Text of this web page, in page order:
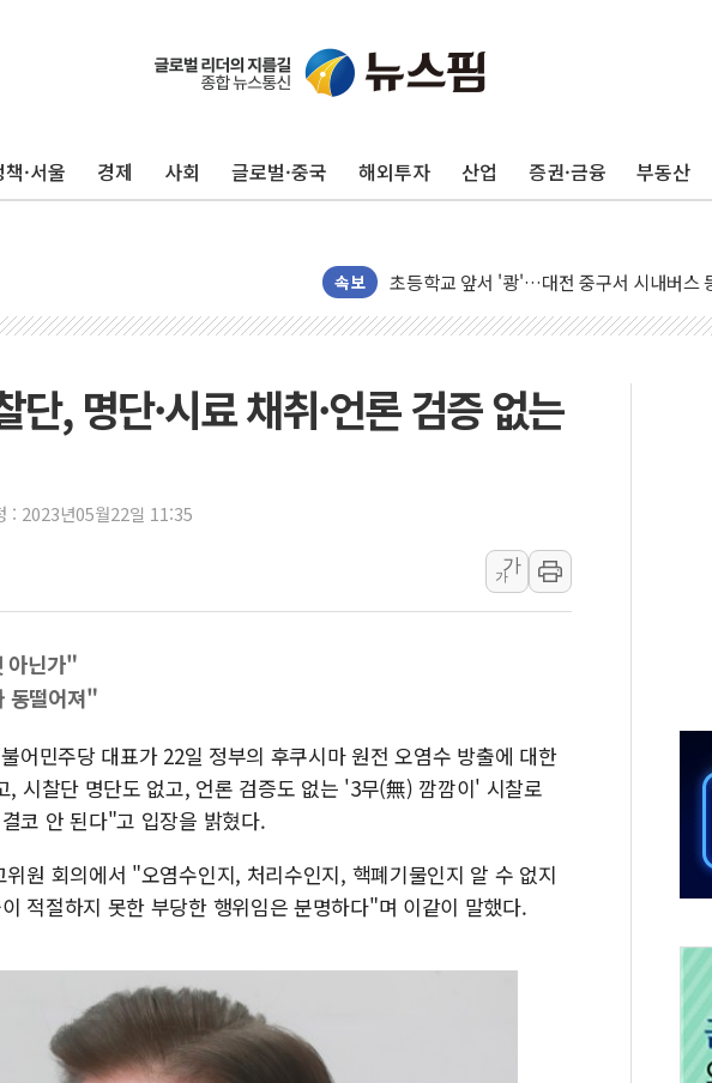
책·서울 경제 사회 글로벌·중국 해외투자 산업 증권·금융 부동산
속보
[속보] 북, 동해상으로 미상 발사체 발사
한국투자증권, 국내 최초 상반기 영업이익
한패스, 월 송금 60만건 돌파
李대통령 "청소년 SNS 제한, 형평성·여
중소기업계 "세제개편안 기본방향 공감...
"전월세 대책 없고 집값만 오른다"…서울시
청와대 "내일 부동산 점검 2차 회의"…주택
케이피에프, 2분기 매출액 2136억원
아파트에 코브라가…검찰, 멸종위기종 밀수
윤영달 크라운해태 회장 "미래세대와 전통
원포유, 그린비파트너스 흡수합병…비대면
, 명단·시료 채취·언론 검증 없는
: 2023년05월22일 11:35
가
가
아닌가"
동떨어져"
어민주당 대표가 22일 정부의 후쿠시마 원전 오염수 방출에 대한
시찰단 명단도 없고, 언론 검증도 없는 '3무(無) 깜깜이' 시찰로
코 안 된다"고 입장을 밝혔다.
원 회의에서 "오염수인지, 처리수인지, 핵폐기물인지 알 수 없지
적절하지 못한 부당한 행위임은 분명하다"며 이같이 말했다.